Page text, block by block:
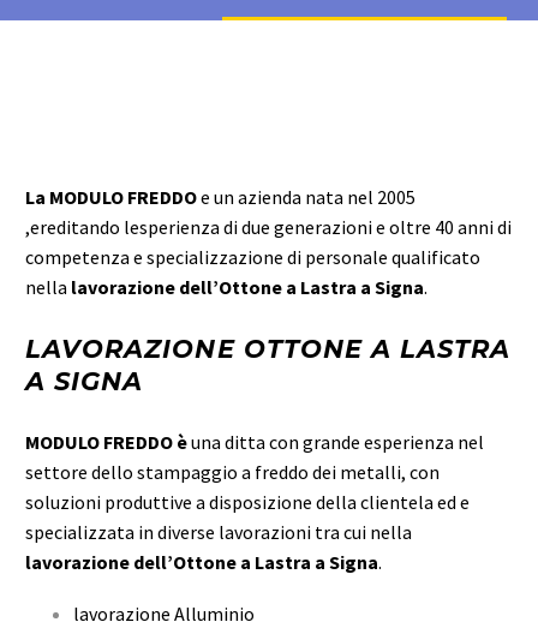
La MODULO FREDDOe un azienda nata nel 2005
,ereditando lesperienza di due generazioni e oltre 40 anni di
competenza e specializzazione di personale qualificato
nella lavorazione dell’Ottone a Lastra a Signa.
LAVORAZIONE OTTONE A LASTRA
A SIGNA
MODULO FREDDO èuna ditta con grande esperienza nel
settore dello stampaggio a freddo dei metalli, con
soluzioni produttive a disposizione della clientela ed e
specializzata in diverse lavorazioni tra cui nella
lavorazione dell’Ottone a Lastra a Signa.
lavorazione Alluminio